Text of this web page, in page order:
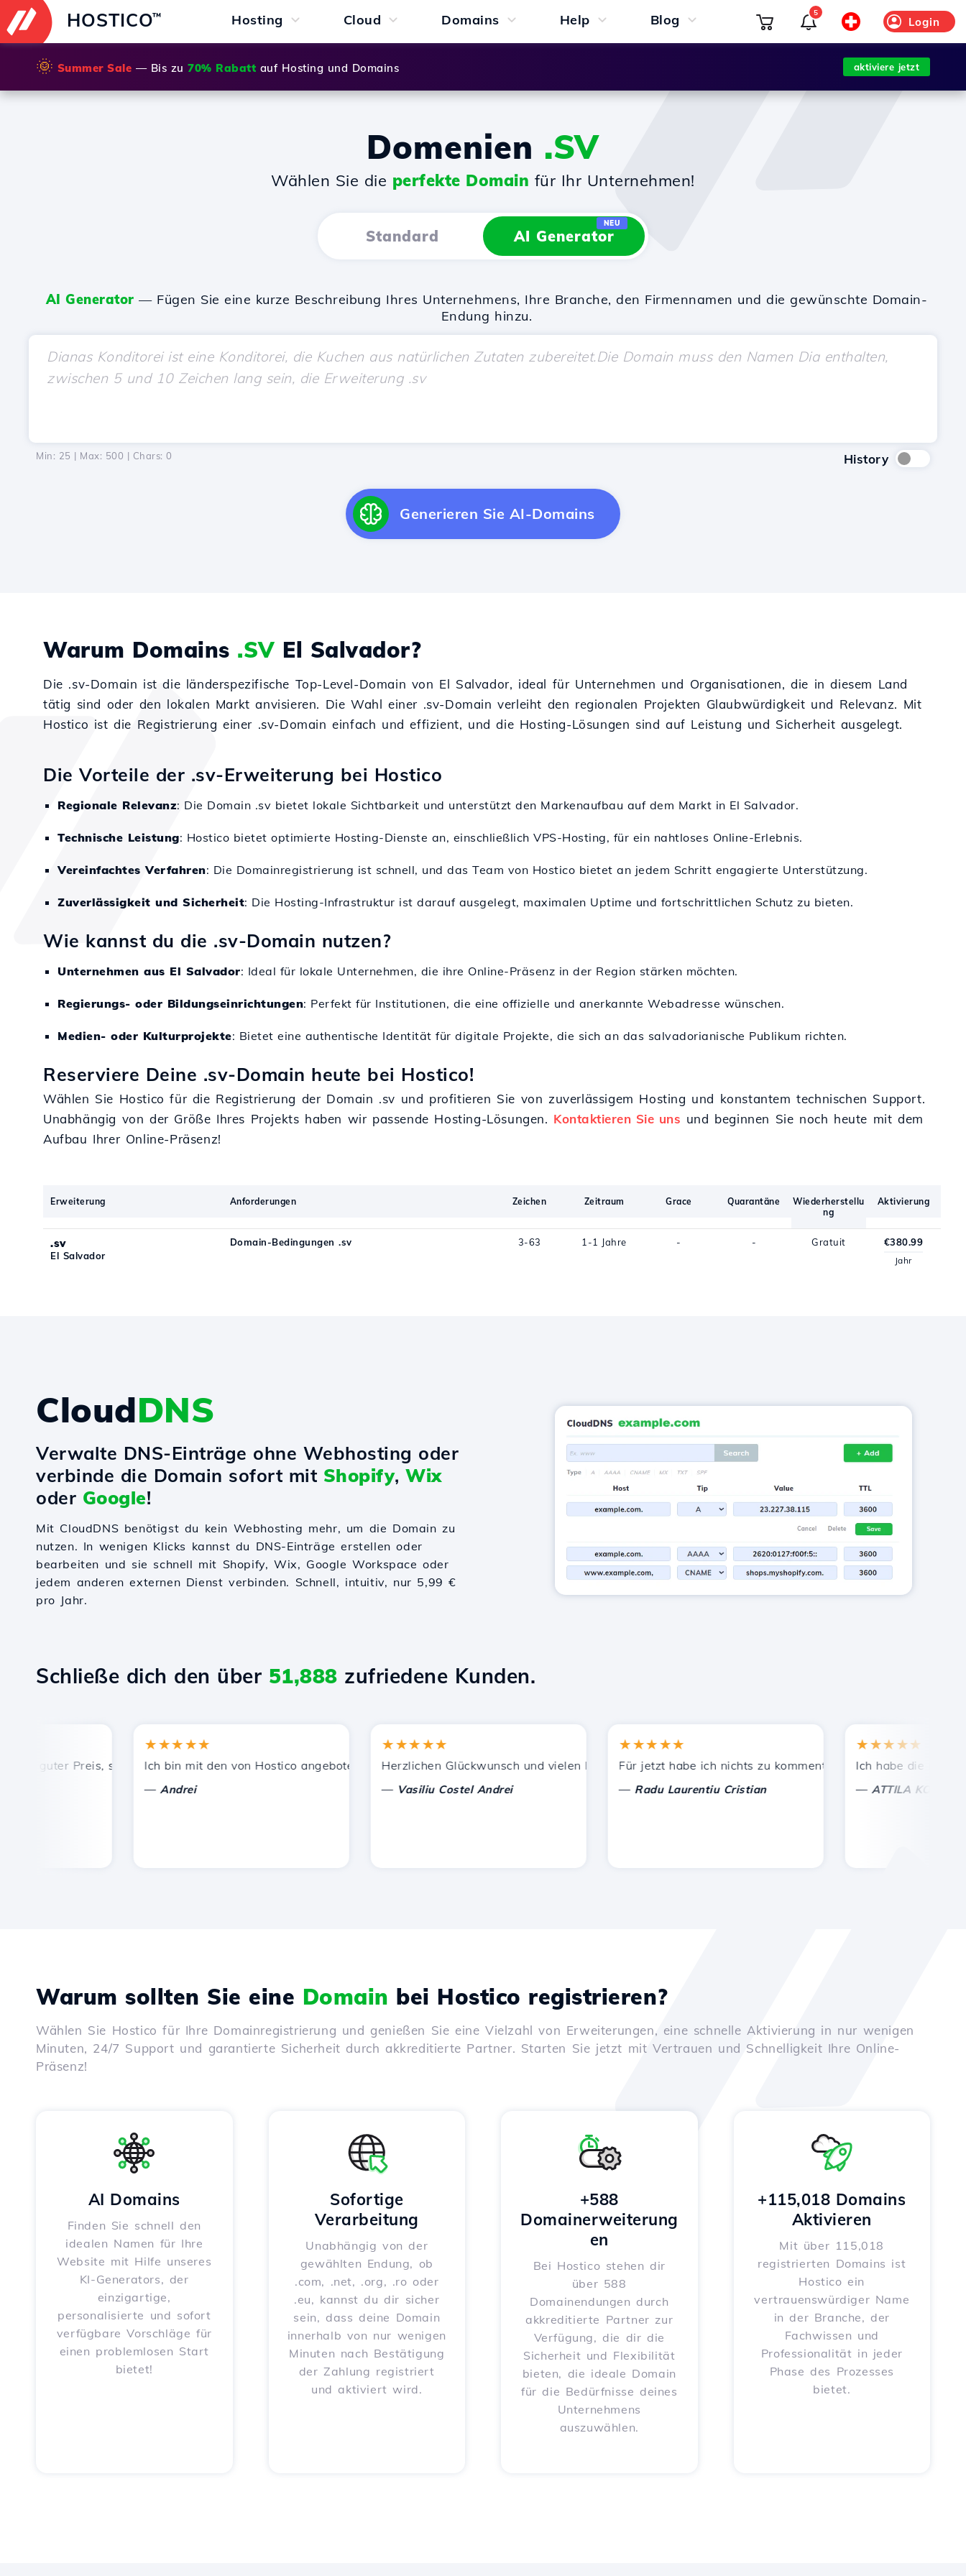
HOSTICO™ Hosting Cloud Domains Help Blog Login
5
🌞 Summer Sale — Bis zu 70% Rabatt auf Hosting und Domains aktiviere jetzt
Domenien .SV
Wählen Sie die perfekte Domain für Ihr Unternehmen!
Standard AI Generator
NEU
AI Generator — Fügen Sie eine kurze Beschreibung Ihres Unternehmens, Ihre Branche, den Firmennamen und die gewünschte Domain-
Endung hinzu.
Min: 25 | Max: 500 | Chars: 0 History
Generieren Sie AI-Domains
Warum Domains .SV El Salvador?
Die .sv-Domain ist die länderspezifische Top-Level-Domain von El Salvador, ideal für Unternehmen und Organisationen, die in diesem Land
tätig sind oder den lokalen Markt anvisieren. Die Wahl einer .sv-Domain verleiht den regionalen Projekten Glaubwürdigkeit und Relevanz. Mit
Hostico ist die Registrierung einer .sv-Domain einfach und effizient, und die Hosting-Lösungen sind auf Leistung und Sicherheit ausgelegt.
Die Vorteile der .sv-Erweiterung bei Hostico
Regionale Relevanz: Die Domain .sv bietet lokale Sichtbarkeit und unterstützt den Markenaufbau auf dem Markt in El Salvador.
Technische Leistung: Hostico bietet optimierte Hosting-Dienste an, einschließlich VPS-Hosting, für ein nahtloses Online-Erlebnis.
Vereinfachtes Verfahren: Die Domainregistrierung ist schnell, und das Team von Hostico bietet an jedem Schritt engagierte Unterstützung.
Zuverlässigkeit und Sicherheit: Die Hosting-Infrastruktur ist darauf ausgelegt, maximalen Uptime und fortschrittlichen Schutz zu bieten.
Wie kannst du die .sv-Domain nutzen?
Unternehmen aus El Salvador: Ideal für lokale Unternehmen, die ihre Online-Präsenz in der Region stärken möchten.
Regierungs- oder Bildungseinrichtungen: Perfekt für Institutionen, die eine offizielle und anerkannte Webadresse wünschen.
Medien- oder Kulturprojekte: Bietet eine authentische Identität für digitale Projekte, die sich an das salvadorianische Publikum richten.
Reserviere Deine .sv-Domain heute bei Hostico!
Wählen Sie Hostico für die Registrierung der Domain .sv und profitieren Sie von zuverlässigem Hosting und konstantem technischen Support.
Unabhängig von der Größe Ihres Projekts haben wir passende Hosting-Lösungen. Kontaktieren Sie uns und beginnen Sie noch heute mit dem
Aufbau Ihrer Online-Präsenz!
Erweiterung Anforderungen Zeichen Zeitraum Grace Quarantäne
Wiederherstellu
ng
Aktivierung
.sv
El Salvador
Domain-Bedingungen .sv 3-63 1-1 Jahre - - Gratuit €380.99
Jahr
CloudDNS
Verwalte DNS-Einträge ohne Webhosting oder
verbinde die Domain sofort mit Shopify, Wix
oder Google!
Mit CloudDNS benötigst du kein Webhosting mehr, um die Domain zu
nutzen. In wenigen Klicks kannst du DNS-Einträge erstellen oder
bearbeiten und sie schnell mit Shopify, Wix, Google Workspace oder
jedem anderen externen Dienst verbinden. Schnell, intuitiv, nur 5,99 €
pro Jahr.
Schließe dich den über 51,888 zufriedene Kunden.
guter Preis, schnelle und effiziente technische Unterstützung.
★★★★★
Ich bin mit den von Hostico angebotenen Dienstleistungen zufrieden. Ich habe Sie anderen Bekannten empfohlen.
Andrei
★★★★★
Herzlichen Glückwunsch und vielen Dank für die geleistete Unterstützung!
Vasiliu Costel Andrei
★★★★★
Für jetzt habe ich nichts zu kommentieren, nur um zu schätzen.
Radu Laurentiu Cristian
★★★★★
Ich habe die richtige
ATTILA KOLES
Warum sollten Sie eine Domain bei Hostico registrieren?
Wählen Sie Hostico für Ihre Domainregistrierung und genießen Sie eine Vielzahl von Erweiterungen, eine schnelle Aktivierung in nur wenigen
Minuten, 24/7 Support und garantierte Sicherheit durch akkreditierte Partner. Starten Sie jetzt mit Vertrauen und Schnelligkeit Ihre Online-
Präsenz!
AI Domains
Finden Sie schnell den
idealen Namen für Ihre
Website mit Hilfe unseres
KI-Generators, der
einzigartige,
personalisierte und sofort
verfügbare Vorschläge für
einen problemlosen Start
bietet!
Sofortige
Verarbeitung
Unabhängig von der
gewählten Endung, ob
.com, .net, .org, .ro oder
.eu, kannst du dir sicher
sein, dass deine Domain
innerhalb von nur wenigen
Minuten nach Bestätigung
der Zahlung registriert
und aktiviert wird.
+588
Domainerweiterung
en
Bei Hostico stehen dir
über 588
Domainendungen durch
akkreditierte Partner zur
Verfügung, die dir die
Sicherheit und Flexibilität
bieten, die ideale Domain
für die Bedürfnisse deines
Unternehmens
auszuwählen.
+115,018 Domains
Aktivieren
Mit über 115,018
registrierten Domains ist
Hostico ein
vertrauenswürdiger Name
in der Branche, der
Fachwissen und
Professionalität in jeder
Phase des Prozesses
bietet.